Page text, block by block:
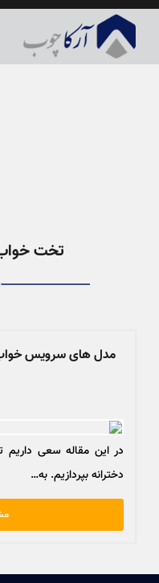
تخت
مدل های سرویس خواب
در این مقاله سعی
دخترانه بپردازیم. به…